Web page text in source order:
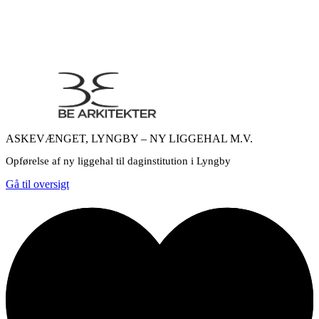
ASKEVÆNGET, LYNGBY – NY LIGGEHAL M.V.
Opførelse af ny liggehal til daginstitution i Lyngby
Gå til oversigt